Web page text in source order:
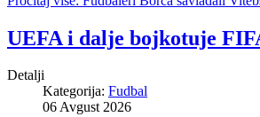
UEFA i dalje bojkotuje
Detalji
Kategorija: Fudbal
06 Avgust 2026